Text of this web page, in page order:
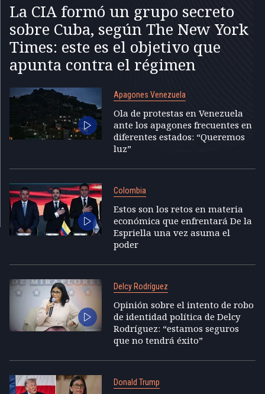
La CIA formó un grupo secreto
sobre Cuba, según The New York
Times: este es el objetivo que
apunta contra el régimen
Apagones Venezuela
Ola de protestas en Venezuela
ante los apagones frecuentes en
diferentes estados: “Queremos
luz”
Colombia
Estos son los retos en materia
económica que enfrentará De la
Espriella una vez asuma el
poder
Delcy Rodríguez
Opinión sobre el intento de robo
de identidad política de Delcy
Rodríguez: “estamos seguros
que no tendrá éxito”
Donald Trump